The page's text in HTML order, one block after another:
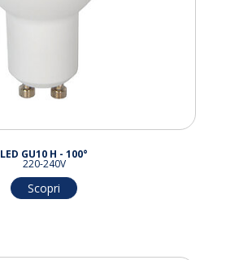
LED GU10 H - 100°
220-240V
Scopri